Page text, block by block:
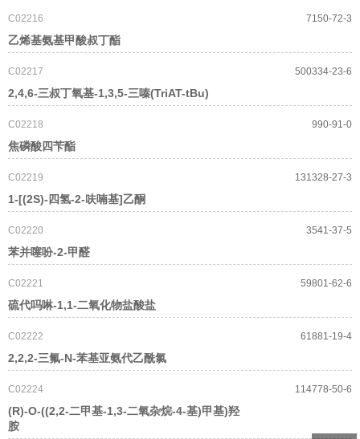
C02216
乙烯基氨基甲酸叔丁酯
7150-72-3
C02217
2,4,6-三叔丁氧基-1,3,5-三嗪(TriAT-tBu)
500334-23-6
C02218
焦磷酸四苄酯
990-91-0
C02219
1-[(2S)-四氢-2-呋喃基]乙酮
131328-27-3
C02220
苯并噻吩-2-甲醛
3541-37-5
C02221
硫代吗啉-1,1-二氧化物盐酸盐
59801-62-6
C02222
2,2,2-三氟-N-苯基亚氨代乙酰氯
61881-19-4
C02224
(R)-O-((2,2-二甲基-1,3-二氧杂烷-4-基)甲基)羟
胺
114778-50-6